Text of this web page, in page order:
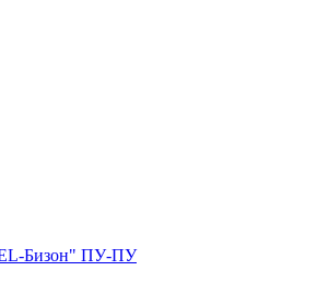
Бизон" ПУ-ПУ